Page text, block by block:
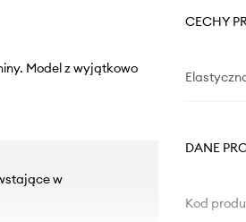
Model z wyjątkowo
w
CECHY
DANE
Kod